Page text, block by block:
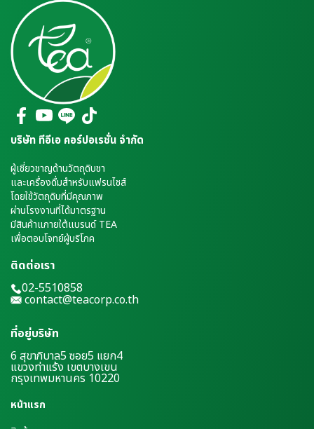
บริษัท ทีอีเอ คอร์ปอเรชั่น จำกัด
ผู้เชี่ยวชาญด้านวัตถุดิบชา
และเครื่องดื่มสำหรับแฟรนไชส์
โดยใช้วัตถุดิบที่มีคุณภาพ
ผ่านโรงงานที่ได้มาตรฐาน
มีสินค้าแภายใต้แบรนด์ TEA
เพื่อตอบโจทย์ผู้บริโภค
ติดต่อเรา
02-5510858
contact@teacorp.co.th
ที่อยู่บริษัท
6 สุขาภิบาล5 ซอย5 แยก4
แขวงท่าแร้ง เขตบางเขน
กรุงเทพมหานคร 10220
หน้าแรก